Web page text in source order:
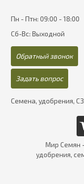
Пн - Птн: 09:00 - 18:00
Сб-Вс: Выходной
Обратный звонок
Задать вопрос
Семена, удобрения,
Мир Семян
удобрения,